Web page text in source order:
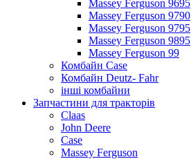
Massey Ferguson 9695
Massey Ferguson 9790
Massey Ferguson 9795
Massey Ferguson 9895
Massey Ferguson 99
Комбайн Case
Комбайн Deutz- Fahr
інші комбайни
Запчастини для тракторів
Claas
John Deere
Case
Massey Ferguson